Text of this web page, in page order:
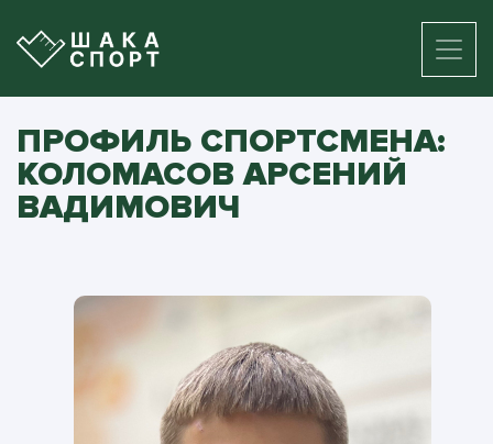
ПРОФИЛЬ СПОРТСМЕНА:
КОЛОМАСОВ АРСЕНИЙ
ВАДИМОВИЧ